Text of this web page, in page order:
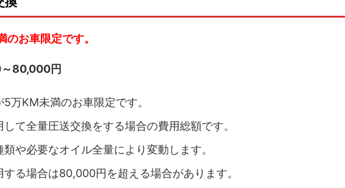
お車限定です。
80,000円
万KM未満のお車限定です。
して全量圧送交換をする場合の費用総額です。
や必要なオイル全量により変動します。
る場合は80,000円を超える場合があります。